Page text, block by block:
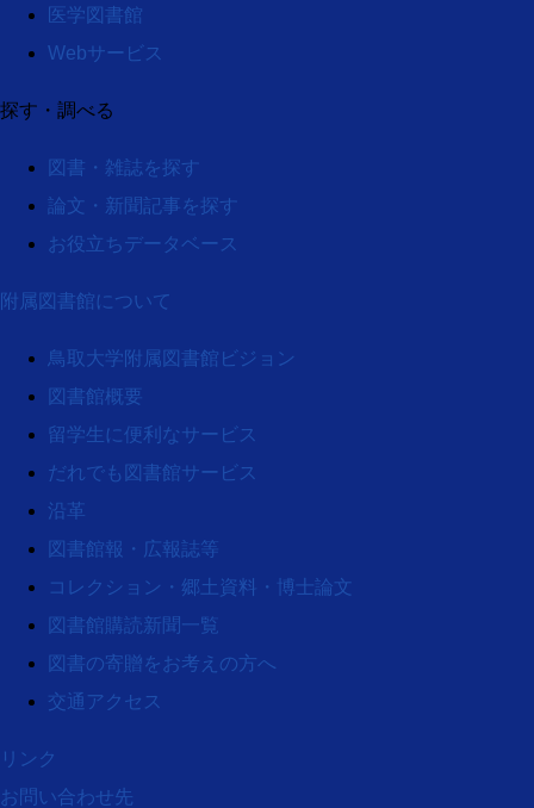
医学図書館
Webサービス
探す・調べる
図書・雑誌を探す
論文・新聞記事を探す
お役立ちデータベース
附属図書館について
鳥取大学附属図書館ビジョン
図書館概要
留学生に便利なサービス
だれでも図書館サービス
沿革
図書館報・広報誌等
コレクション・郷土資料・博士論文
図書館購読新聞一覧
図書の寄贈をお考えの方へ
交通アクセス
リンク
お問い合わせ先